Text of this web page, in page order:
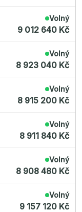
Volný
9 012 640 Kč
Volný
8 923 040 Kč
Volný
8 915 200 Kč
Volný
8 911 840 Kč
Volný
8 908 480 Kč
Volný
9 157 120 Kč